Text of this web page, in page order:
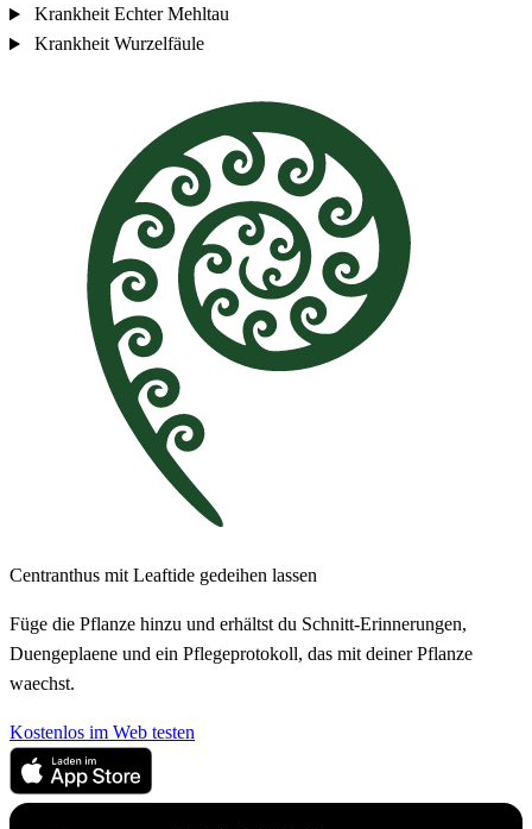
Krankheit Echter Mehltau
Krankheit Wurzelfäule
Centranthus mit Leaftide gedeihen lassen
Füge die Pflanze hinzu und erhältst du Schnitt-Erinnerungen,
Duengeplaene und ein Pflegeprotokoll, das mit deiner Pflanze
waechst.
Kostenlos im Web testen